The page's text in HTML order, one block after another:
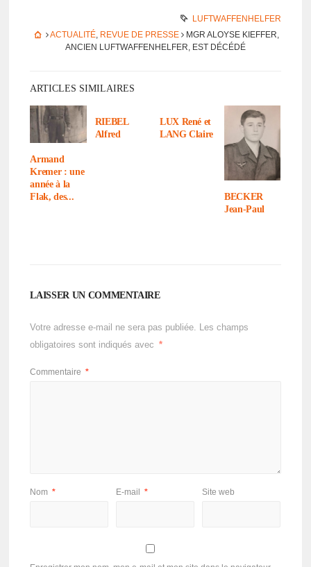
LUFTWAFFENHELFER
ACTUALITÉ, REVUE DE PRESSE MGR ALOYSE KIEF­FER,
ANCIEN LUFT­WAF­FEN­HEL­FER, EST DÉCÉDÉ
ARTICLES SIMILAIRES
Armand
Kremer : une
année à la
Flak, des...
RIEBEL
Alfred
LUX René et
LANG Claire
BECKER
Jean-Paul
LAISSER UN COMMENTAIRE
Votre adresse e-mail ne sera pas publiée. Les champs
obligatoires sont indiqués avec
*
Commentaire *
Nom * E-mail * Site web